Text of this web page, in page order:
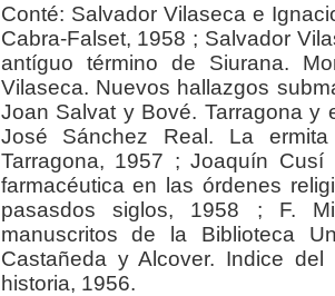
Conté: Salvador Vilaseca e
Cabra-Falset, 1958 ; Salvador
antíguo término de Siurana.
Vilaseca. Nuevos hallazgos
Joan Salvat y Bové. Tarragona y
José Sánchez Real. La
Tarragona, 1957 ; Joaquín
farmacéutica en las órdenes
pasasdos siglos, 1958 ; F.
manuscritos de la Biblioteca
Castañeda y Alcover. Indice
historia, 1956.